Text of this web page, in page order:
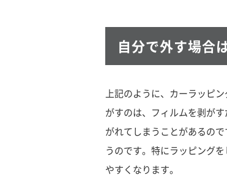
自分で外す場合
上記のように、カーラッピ
がすのは、フィルムを剥が
がれてしまうことがあるの
うのです。特にラッピング
やすくなります。